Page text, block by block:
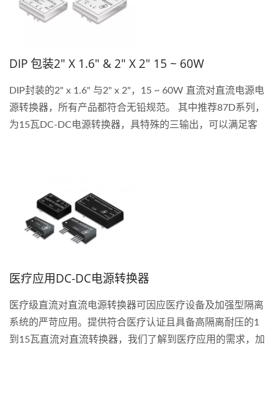
DIP 包装2" X 1.6" & 2" X 2" 15 ~ 60W
DIP封装的2" x 1.6" 与2" x 2"，15 ~ 60W 直流对直流电源电
源转换器，所有产品都符合无铅规范。 其中推荐87D系列，
为15瓦DC-DC电源转换器，具特殊的三输出，可以满足客
医疗应用DC-DC电源转换器
医疗级直流对直流电源转换器可因应医疗设备及加强型隔离
系统的严苛应用。提供符合医疗认证且具备高隔离耐压的1
到15瓦直流对直流转换器，我们了解到医疗应用的需求，加